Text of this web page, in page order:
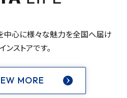
中心に様々な魅力を全国へ届け
ンストアです。
MORE